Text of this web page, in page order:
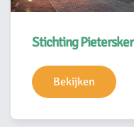
Stichting
Bekijken